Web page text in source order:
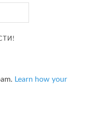
Learn how your